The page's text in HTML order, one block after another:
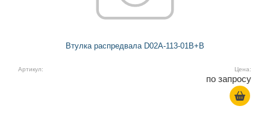
Втулка распредвала D02A-113-01B+B
Артикул: Цена:
по запросу